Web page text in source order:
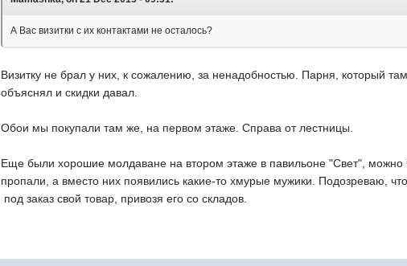
А Вас визитки с их контактами не осталось?
Визитку не брал у них, к сожалению, за ненадобностью. Парня, который
объяснял и скидки давал.
Обои мы покупали там же, на первом этаже. Справа от лестницы.
Еще были хорошие молдаване на втором этаже в павильоне "Свет", можно
пропали, а вместо них появились какие-то хмурые мужики. Подозреваю,
под заказ свой товар, привозя его со складов.